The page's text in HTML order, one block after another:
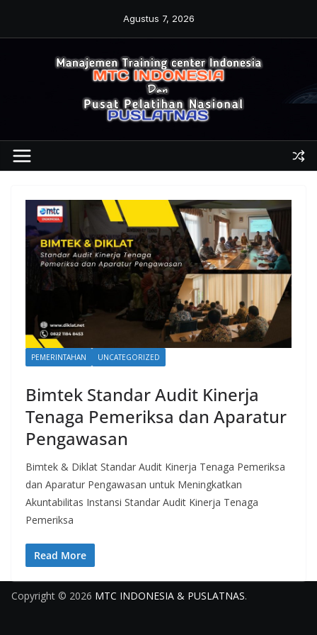
Agustus 7, 2026
PEMERINTAHAN UNCATEGORIZED
Bimtek Standar Audit Kinerja
Tenaga Pemeriksa dan Aparatur
Pengawasan
Bimtek & Diklat Standar Audit Kinerja Tenaga Pemeriksa
dan Aparatur Pengawasan untuk Meningkatkan
Akuntabilitas Instansi Standar Audit Kinerja Tenaga
Pemeriksa
Read More
Copyright © 2026 MTC INDONESIA & PUSLATNAS.